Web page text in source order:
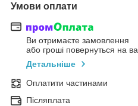
Умови оплати
Ви отримаєте замовлення
або гроші повернуться на
Детальніше
Оплатити частинами
Післяплата